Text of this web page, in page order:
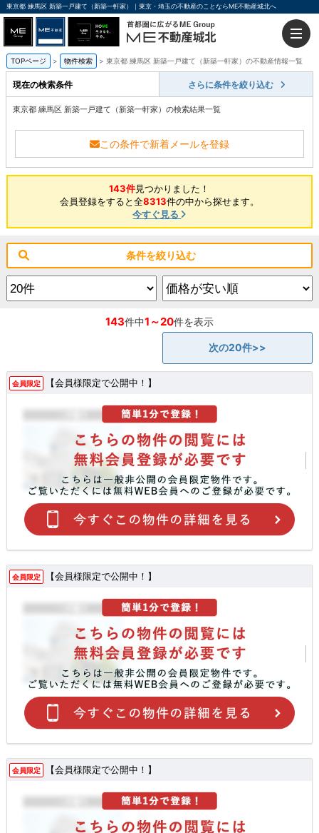
東京都 練馬区 新築一戸建て（新築一軒家）｜東京・埼玉の不動産のことならME不動産城北へ
TOPページ 物件検索 東京都 練馬区 新築一戸建て（新築一軒家）の不動産情報一覧
現在の検索条件 さらに条件を絞り込む
東京都 練馬区 新築一戸建て（新築一軒家）の検索結果一覧
この条件で新着メールを登録
143件見つかりました！
会員登録をすると全8313件の中から探せます。
今すぐ見る
条件を絞り込む
143件中1～20件を表示
次の20件>>
会員限定 【会員様限定で公開中！】
会員限定 【会員様限定で公開中！】
会員限定 【会員様限定で公開中！】